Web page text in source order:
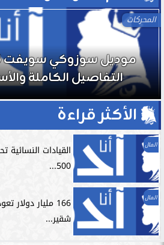
المحركات
التفاصيل الكاملة
الأكثر قراءة
المال
القيادات
500...
المال
166 مليار
شقير...